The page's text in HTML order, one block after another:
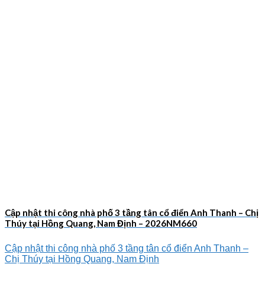
Cập nhật thi công nhà phố 3 tầng tân cổ điển Anh Thanh – Chị
Thúy tại Hồng Quang, Nam Định – 2026NM660
Cập nhật thi công nhà phố 3 tầng tân cổ điển Anh Thanh –
Chị Thúy tại Hồng Quang, Nam Định